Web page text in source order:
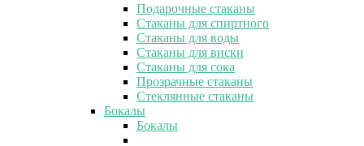
Подарочные стаканы
Стаканы для спиртного
Стаканы для воды
Стаканы для виски
Стаканы для сока
Прозрачные стаканы
Стеклянные стаканы
Бокалы
Бокалы